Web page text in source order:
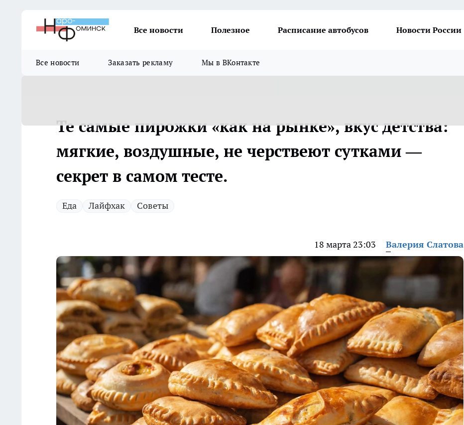
Все новости Полезное Расписание автобусов Новости России
Все новости Заказать рекламу Мы в ВКонтакте
Те самые пирожки «как на рынке», вкус детства:
мягкие, воздушные, не черствеют сутками —
секрет в самом тесте.
Еда Лайфхак Советы
18 марта 23:03 Валерия Слатова